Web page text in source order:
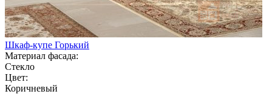
Шкаф-купе Горький
Материал фасада:
Стекло
Цвет:
Коричневый